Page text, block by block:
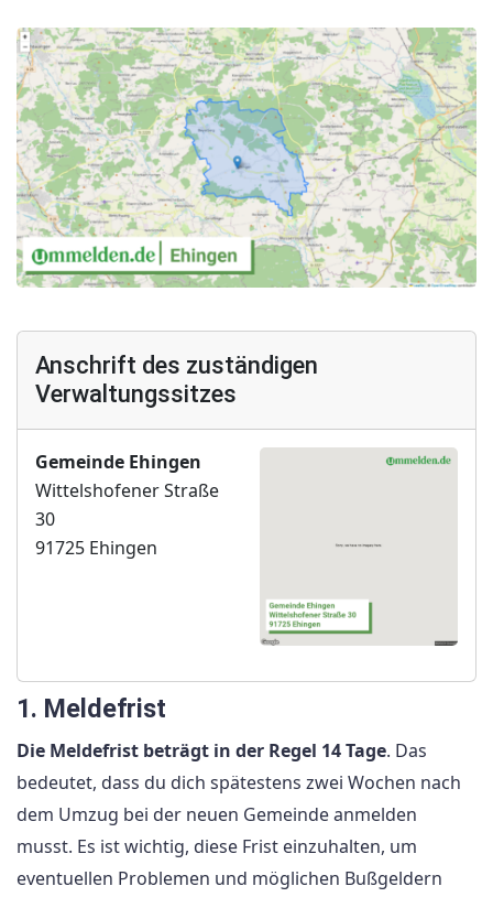
Anschrift des zuständigen
Verwaltungssitzes
Gemeinde Ehingen
Wittelshofener Straße
30
91725 Ehingen
1. Meldefrist
Die Meldefrist beträgt in der Regel 14 Tage. Das
bedeutet, dass du dich spätestens zwei Wochen nach
dem Umzug bei der neuen Gemeinde anmelden
musst. Es ist wichtig, diese Frist einzuhalten, um
eventuellen Problemen und möglichen Bußgeldern